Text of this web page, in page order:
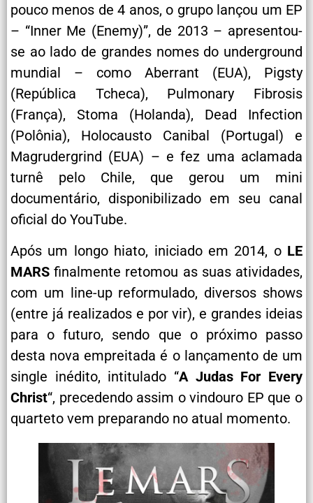
pouco menos de 4 anos, o grupo lançou um EP
– “Inner Me (Enemy)”, de 2013 – apresentou-
se ao lado de grandes nomes do underground
mundial – como Aberrant (EUA), Pigsty
(República Tcheca), Pulmonary Fibrosis
(França), Stoma (Holanda), Dead Infection
(Polônia), Holocausto Canibal (Portugal) e
Magrudergrind (EUA) – e fez uma aclamada
turnê pelo Chile, que gerou um mini
documentário, disponibilizado em seu canal
oficial do YouTube.
Após um longo hiato, iniciado em 2014, o LE
MARS finalmente retomou as suas atividades,
com um line-up reformulado, diversos shows
(entre já realizados e por vir), e grandes ideias
para o futuro, sendo que o próximo passo
desta nova empreitada é o lançamento de um
single inédito, intitulado “A Judas For Every
Christ“, precedendo assim o vindouro EP que o
quarteto vem preparando no atual momento.